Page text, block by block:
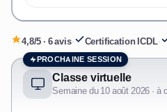
4,8/5 · 6 avis· Certification ICDL·
PROCHAINE SESSION
Classe virtuelle
Semaine du 10 août 2026 · à